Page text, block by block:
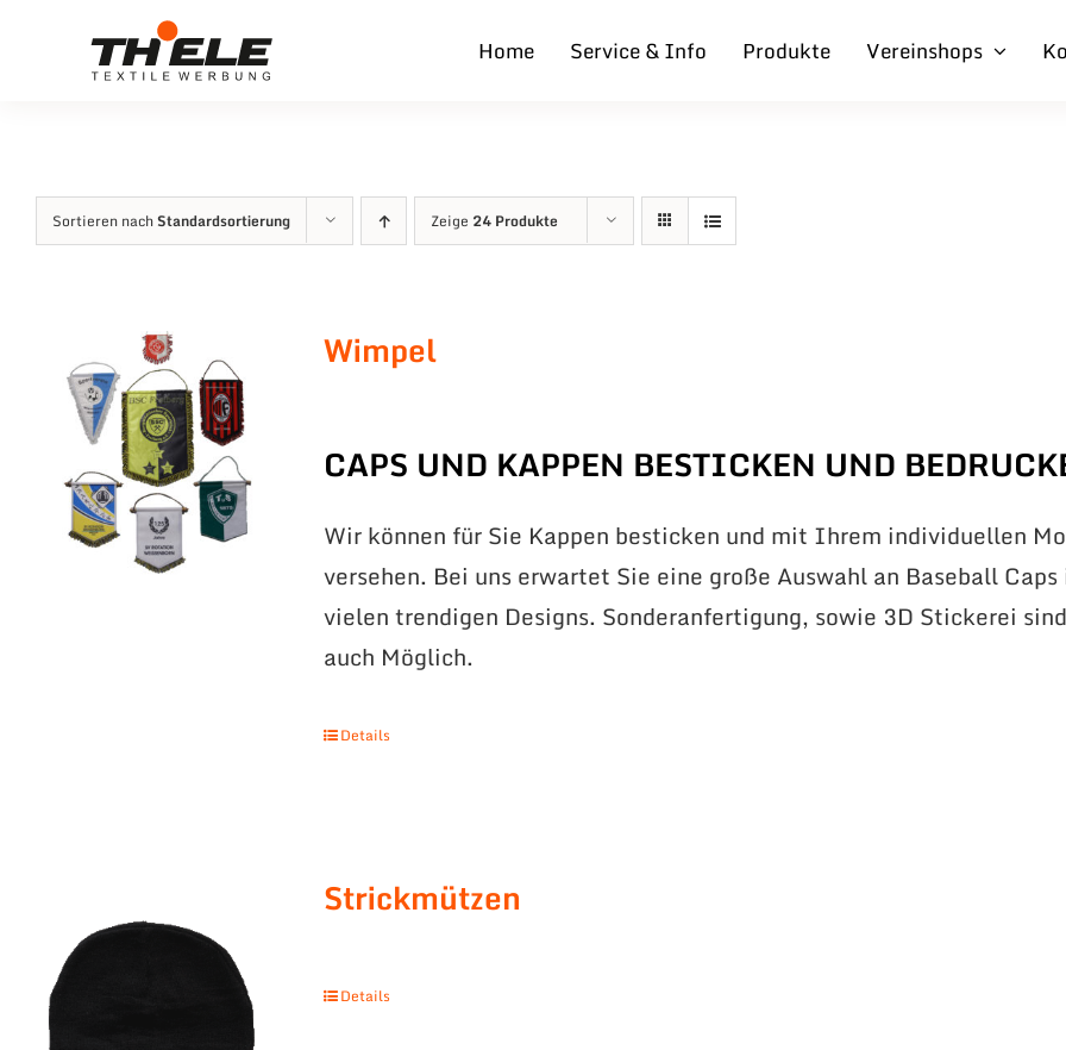
Home Service & Info Produkte Vereinshops
Sortieren nachStandardsortierung Zeige 24 Produkte
Wimpel
CAPS UND KAPPEN BESTICKEN UND
Wir können für Sie Kappen besticken und mit Ihrem individuellen
versehen. Bei uns erwartet Sie eine große Auswahl an Baseball Caps
vielen trendigen Designs. Sonderanfertigung, sowie 3D Stickerei sind
auch Möglich.
Details
Strickmützen
Details